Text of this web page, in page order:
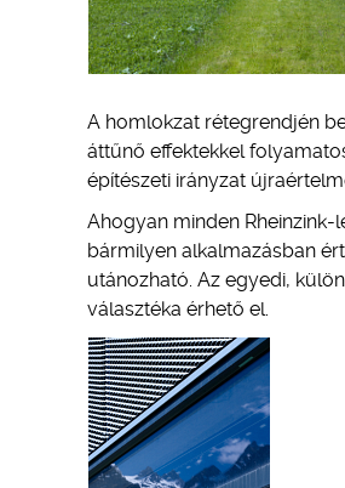
A homlokzat rétegrendjén
áttűnő effektekkel
építészeti irányzat
Ahogyan minden
bármilyen alkalmazásban
utánozható. Az egyedi,
választéka érhető el.